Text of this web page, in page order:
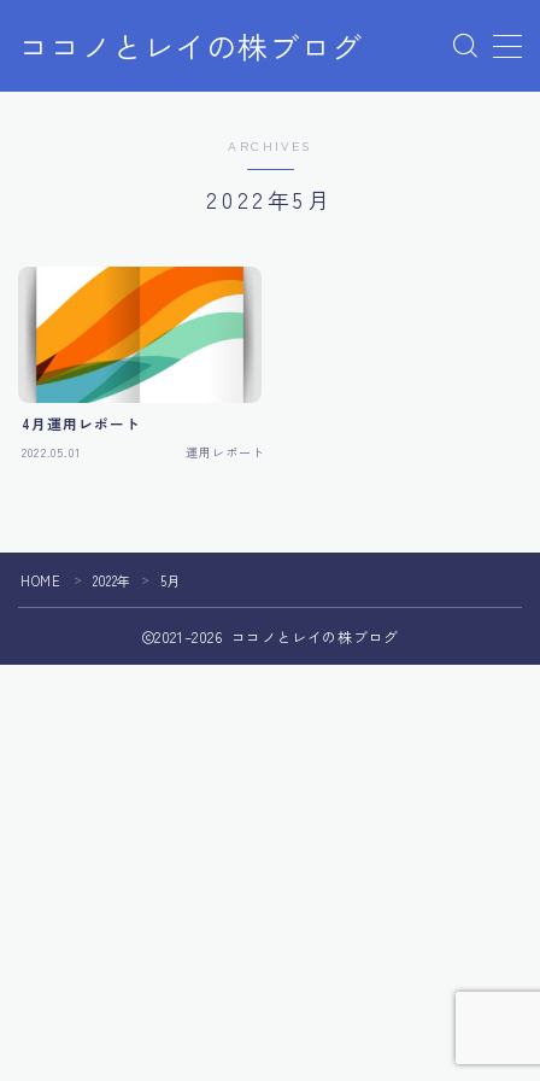
ココノとレイの株ブログ
MENU
デモプリセット記事 Part07
プライバシーポリシー
利用規約／特定商取引法に基づく表記
有料記事の決済完了ページ
株ブログ
特定商取引法に基づく表記
運営者情報
ARCHIVES
2022年5月
4月運用レポート
2022.05.01 運用レポート
HOME ＞ 2022年 ＞ 5月
2021–2026 ココノとレイの株ブログ